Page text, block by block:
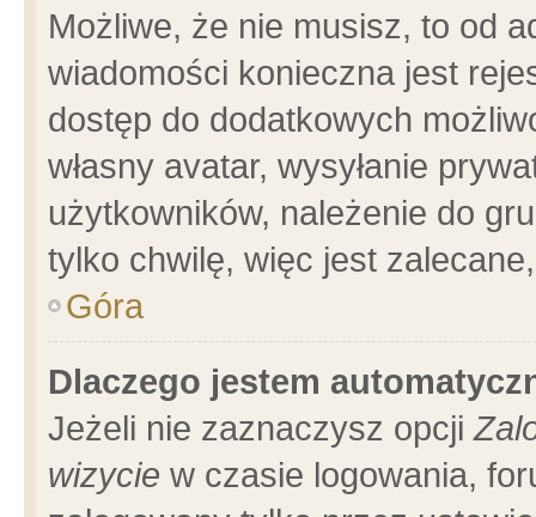
Możliwe, że nie musisz, to od
wiadomości konieczna jest
dostęp do dodatkowych
własny avatar, wysyłanie
użytkowników, należenie do
tylko chwilę, więc jest
Góra
Dlaczego jestem
Jeżeli nie zaznaczysz opcji
wizycie w czasie logowania,